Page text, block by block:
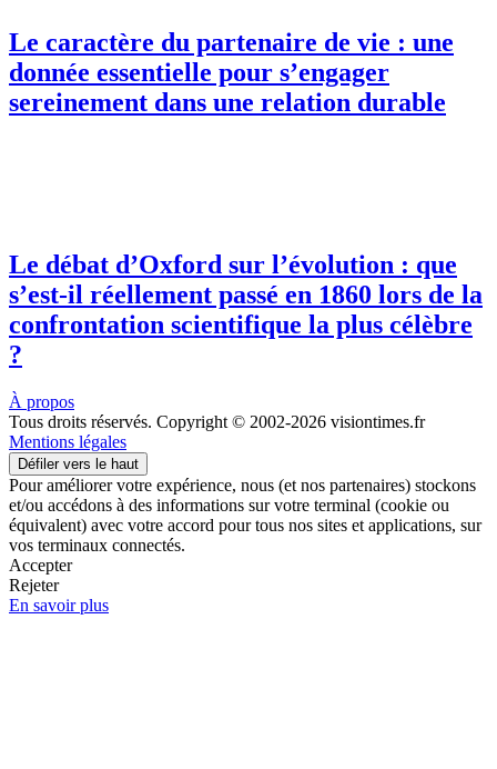
Le caractère du partenaire de vie : une
donnée essentielle pour s’engager
sereinement dans une relation durable
Le débat d’Oxford sur l’évolution : que
s’est-il réellement passé en 1860 lors de la
confrontation scientifique la plus célèbre
?
À propos
Tous droits réservés. Copyright © 2002-2026 visiontimes.fr
Mentions légales
Défiler vers le haut
Pour améliorer votre expérience, nous (et nos partenaires) stockons
et/ou accédons à des informations sur votre terminal (cookie ou
équivalent) avec votre accord pour tous nos sites et applications, sur
vos terminaux connectés.
Accepter
Rejeter
En savoir plus